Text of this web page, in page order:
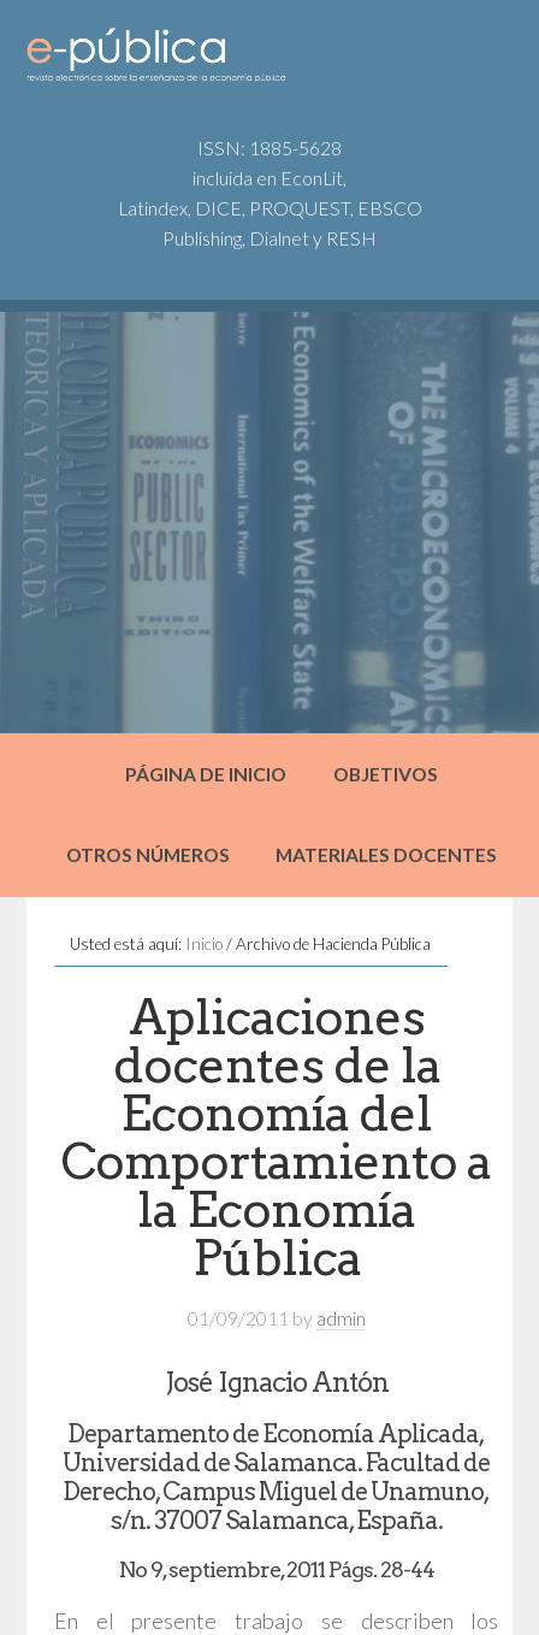
ISSN: 1885-5628
incluida en EconLit,
Latindex, DICE, PROQUEST, EBSCO
Publishing, Dialnet y RESH
PÁGINA DE INICIO OBJETIVOS
OTROS NÚMEROS MATERIALES DOCENTES
Usted está aquí: Inicio /Archivo de Hacienda Pública
Aplicaciones
docentes de la
Economía del
Comportamiento a
la Economía
Pública
01/09/2011 by admin
José Ignacio Antón
Departamento de Economía Aplicada,
Universidad de Salamanca. Facultad de
Derecho, Campus Miguel de Unamuno,
s/n. 37007 Salamanca, España.
No 9, septiembre, 2011 Págs. 28-44
En el presente trabajo se describen los